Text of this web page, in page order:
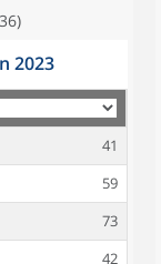
2023
41
59
73
42